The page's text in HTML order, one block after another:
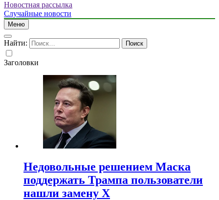
Новостная рассылка
Случайные новости
Меню
Найти:
Заголовки
Недовольные решением Маска
поддержать Трампа пользователи
нашли замену X